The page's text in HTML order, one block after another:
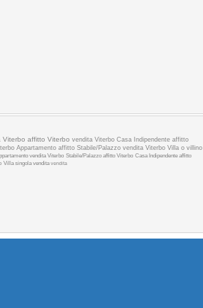
Viterbo affitto Viterbo vendita Viterbo Casa Indipendente affitto
Appartamento affitto Stabile/Palazzo vendita Viterbo Villa o villino
vendita Viterbo Stabile/Palazzo affitto Viterbo Casa Indipendente affitto
Villa singola venditavendita